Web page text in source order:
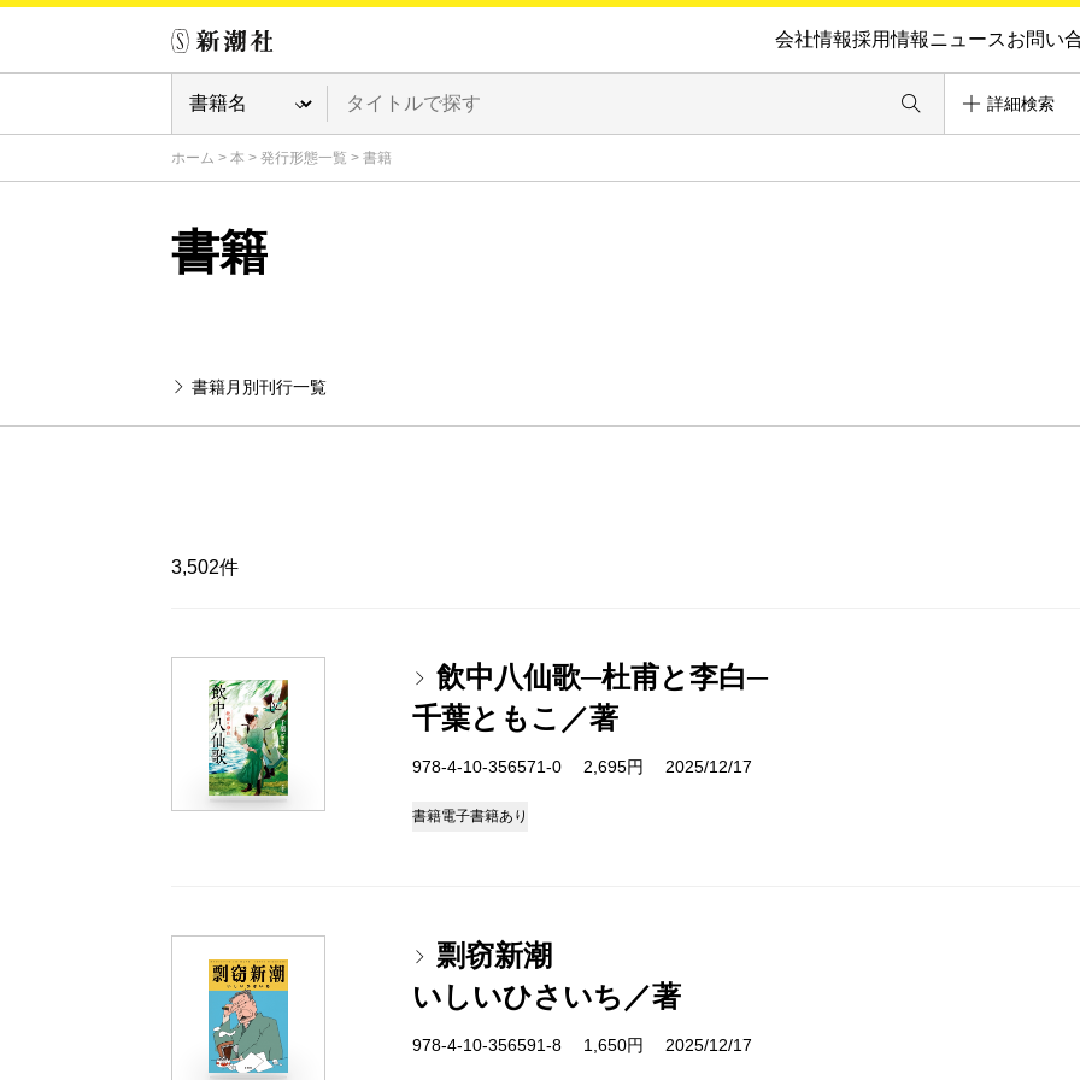
会社情報採用情報ニュースお問い
詳細検索
ホーム > 本 > 発行形態一覧 > 書籍
書籍
書籍月別刊行一覧
3,502件
飲中八仙歌─杜甫と李白─
千葉ともこ／著
978-4-10-356571-0 2,695円 2025/12/17
書籍電子書籍あり
剽窃新潮
いしいひさいち／著
978-4-10-356591-8 1,650円 2025/12/17